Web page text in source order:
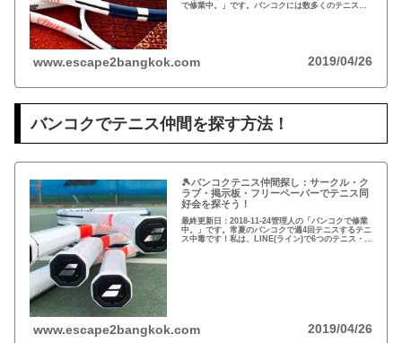
で修業中。」です。バンコクには数多くのテニスシ
www.escape2bangkok.com 2019/04/26
バンコクでテニス仲間を探す方法！
🎾バンコクテニス仲間探し：サークル・ク
ラブ・掲示板・フリーペーパーでテニス同
好会を探そう！
最終更新日：2018-11-24管理人の「バンコクで修業
中。」です。常夏のバンコクで週4回テニスするテニ
ス中毒です！私は、LINE(ライン)で6つのテニス・グ
www.escape2bangkok.com 2019/04/26